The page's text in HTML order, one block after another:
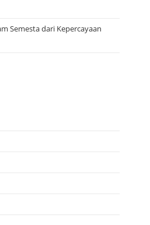
Semesta dari Kepercayaan